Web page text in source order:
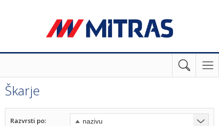
Škarje
Razvrsti po: